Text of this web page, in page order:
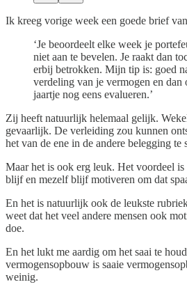
Ik kreeg vorige week een goede brief
‘Je beoordeelt elke week je
niet aan te bevelen. Je raakt dan
erbij betrokken. Mijn tip is: goed
verdeling van je vermogen en dan
jaartje nog eens evalueren.’
Zij heeft natuurlijk helemaal gelijk.
gevaarlijk. De verleiding zou kunnen
het van de ene in de andere belegging te
Maar het is ook erg leuk. Het voordeel
blijf en mezelf blijf motiveren om dat
En het is natuurlijk ook de leukste
weet dat het veel andere mensen ook
doe.
En het lukt me aardig om het saai te
vermogensopbouw is saaie
weinig.